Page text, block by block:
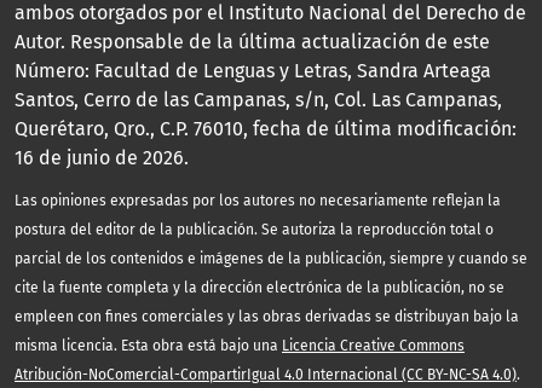
ambos otorgados por el Instituto Nacional del Derecho de
Autor. Responsable de la última actualización de este
Número: Facultad de Lenguas y Letras, Sandra Arteaga
Santos, Cerro de las Campanas, s/n, Col. Las Campanas,
Querétaro, Qro., C.P. 76010, fecha de última modificación:
16 de junio de 2026.
Las opiniones expresadas por los autores no necesariamente reflejan la
postura del editor de la publicación. Se autoriza la reproducción total o
parcial de los contenidos e imágenes de la publicación, siempre y cuando se
cite la fuente completa y la dirección electrónica de la publicación, no se
empleen con fines comerciales y las obras derivadas se distribuyan bajo la
misma licencia. Esta obra está bajo una Licencia Creative Commons
Atribución-NoComercial-CompartirIgual 4.0 Internacional (CC BY-NC-SA 4.0).